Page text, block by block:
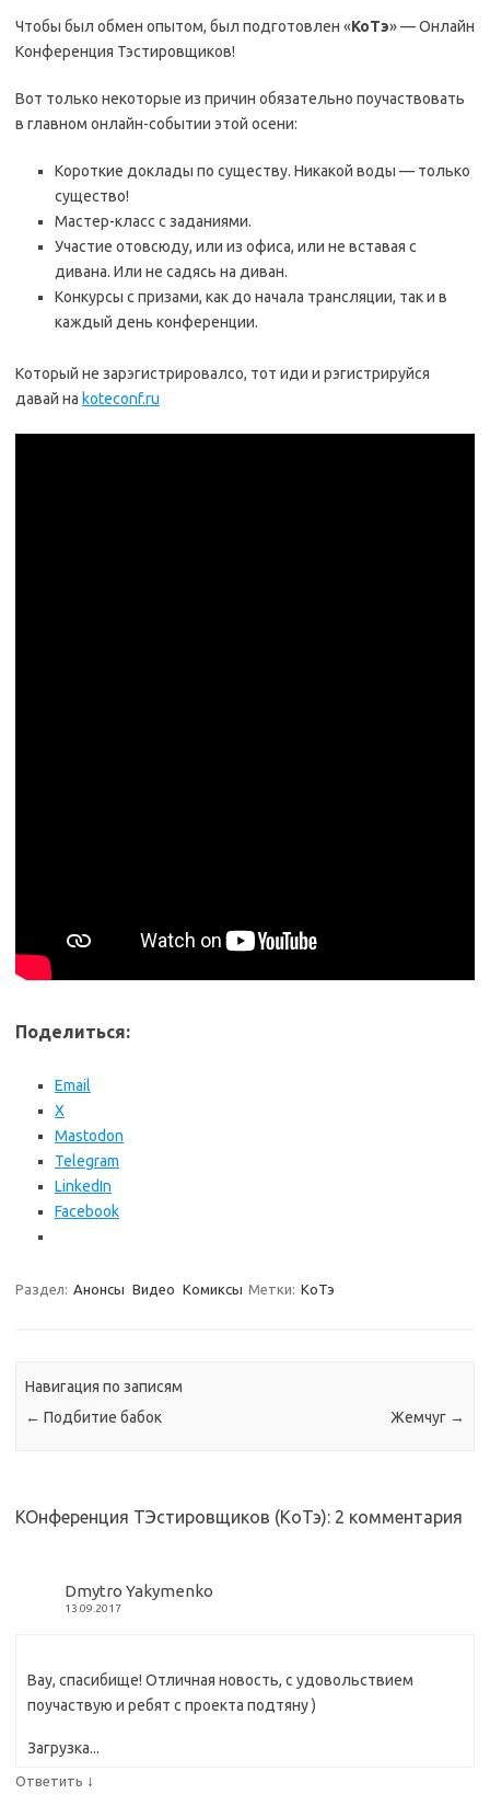
Чтобы был обмен опытом, был подготовлен «КоТэ» — Онлайн
Конференция Тэстировщиков!
Вот только некоторые из причин обязательно поучаствовать
в главном онлайн-событии этой осени:
Короткие доклады по существу. Никакой воды — только
существо!
Мастер-класс с заданиями.
Участие отовсюду, или из офиса, или не вставая с
дивана. Или не садясь на диван.
Конкурсы с призами, как до начала трансляции, так и в
каждый день конференции.
Который не зарэгистрировалсо, тот иди и рэгистрируйся
давай на koteconf.ru
Поделиться:
Email
X
Mastodon
Telegram
LinkedIn
Facebook
Раздел: Анонсы Видео Комиксы Метки: КоТэ
Навигация по записям
← Подбитие бабок Жемчуг →
КОнференция ТЭстировщиков (КоТэ): 2 комментария
Dmytro Yakymenko
13.09.2017
Вау, спасибище! Отличная новость, с удовольствием
поучаствую и ребят с проекта подтяну )
Загрузка...
Ответить ↓